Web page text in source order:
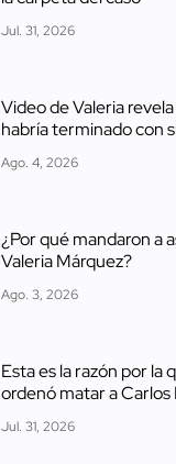
Jul. 31, 2026
Video de Valeria
habría terminado con
Ago. 4, 2026
¿Por qué mandaron a
Valeria Márquez?
Ago. 3, 2026
Esta es la razón por la
ordenó matar a Carlos
Jul. 31, 2026